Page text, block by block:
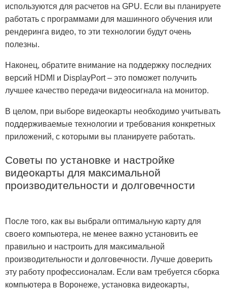
используются для расчетов на GPU. Если вы планируете
работать с программами для машинного обучения или
рендеринга видео, то эти технологии будут очень
полезны.
Наконец, обратите внимание на поддержку последних
версий HDMI и DisplayPort – это поможет получить
лучшее качество передачи видеосигнала на монитор.
В целом, при выборе видеокарты необходимо учитывать
поддерживаемые технологии и требования конкретных
приложений, с которыми вы планируете работать.
Советы по установке и настройке
видеокарты для максимальной
производительности и долговечности
После того, как вы выбрали оптимальную карту для
своего компьютера, не менее важно установить ее
правильно и настроить для максимальной
производительности и долговечности. Лучше доверить
эту работу профессионалам. Если вам требуется сборка
компьютера в Воронеже, установка видеокарты,